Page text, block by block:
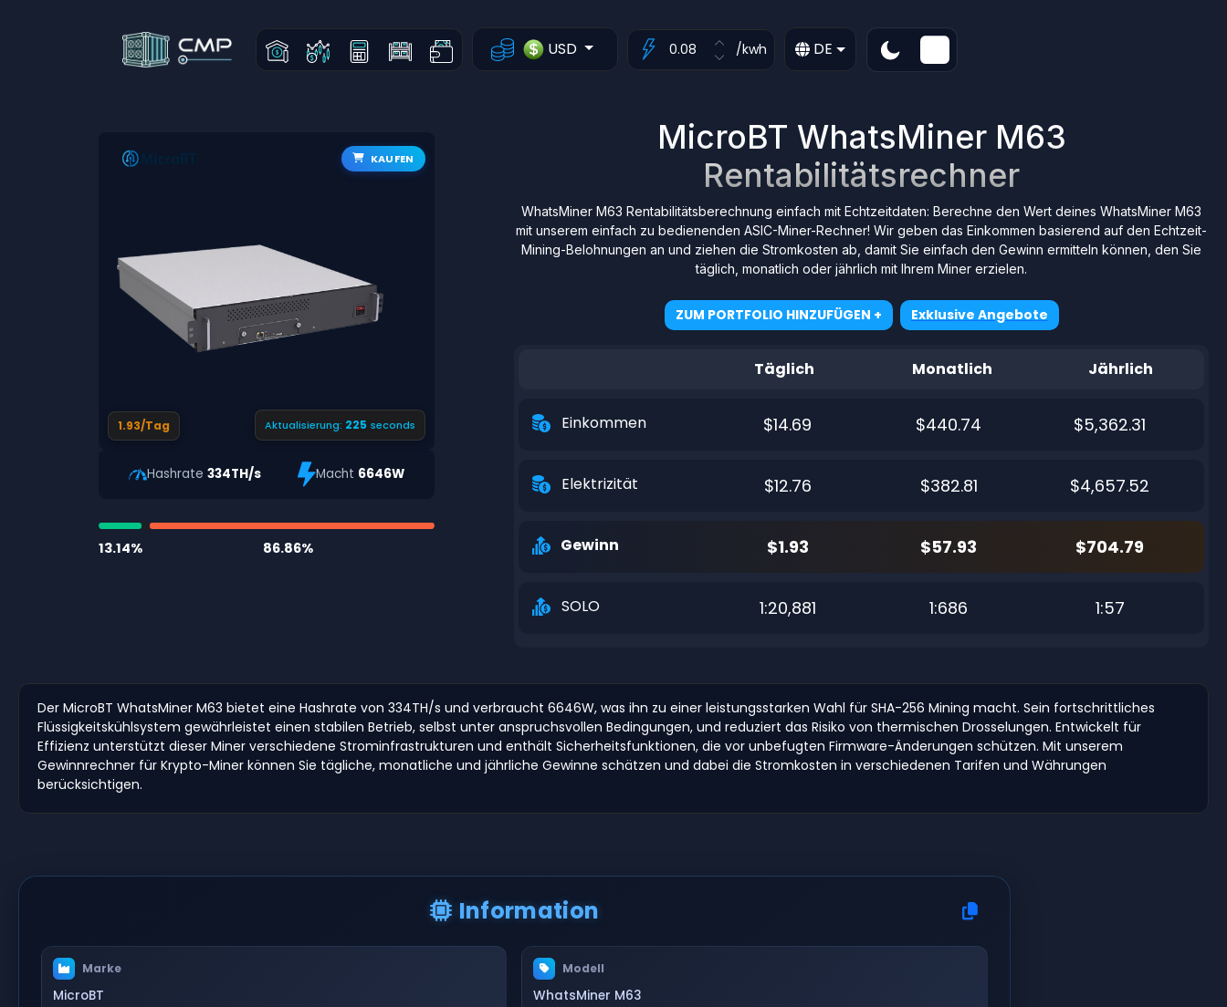
USD /kwh DE
KAUFEN
1.93/Tag Aktualisierung: 224 seconds
Hashrate 334TH/s Macht 6646W
13.14% 86.86%
MicroBT WhatsMiner M63
Rentabilitätsrechner
WhatsMiner M63 Rentabilitätsberechnung einfach mit Echtzeitdaten: Berechne den Wert deines WhatsMiner M63
mit unserem einfach zu bedienenden ASIC-Miner-Rechner! Wir geben das Einkommen basierend auf den Echtzeit-
Mining-Belohnungen an und ziehen die Stromkosten ab, damit Sie einfach den Gewinn ermitteln können, den Sie
täglich, monatlich oder jährlich mit Ihrem Miner erzielen.
ZUM PORTFOLIO HINZUFÜGEN + Exklusive Angebote
Täglich Monatlich Jährlich
Einkommen $14.69 $440.74 $5,362.31
Elektrizität $12.76 $382.81 $4,657.52
Gewinn $1.93 $57.93 $704.79
SOLO 1:20,881 1:686 1:57
Der MicroBT WhatsMiner M63 bietet eine Hashrate von 334TH/s und verbraucht 6646W, was ihn zu einer leistungsstarken Wahl für SHA-256 Mining macht. Sein fortschrittliches
Flüssigkeitskühlsystem gewährleistet einen stabilen Betrieb, selbst unter anspruchsvollen Bedingungen, und reduziert das Risiko von thermischen Drosselungen. Entwickelt für
Effizienz unterstützt dieser Miner verschiedene Strominfrastrukturen und enthält Sicherheitsfunktionen, die vor unbefugten Firmware-Änderungen schützen. Mit unserem
Gewinnrechner für Krypto-Miner können Sie tägliche, monatliche und jährliche Gewinne schätzen und dabei die Stromkosten in verschiedenen Tarifen und Währungen
berücksichtigen.
Information
Marke
MicroBT
Modell
WhatsMiner M63